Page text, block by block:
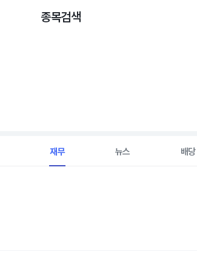
종목검색
재무 뉴스 배당